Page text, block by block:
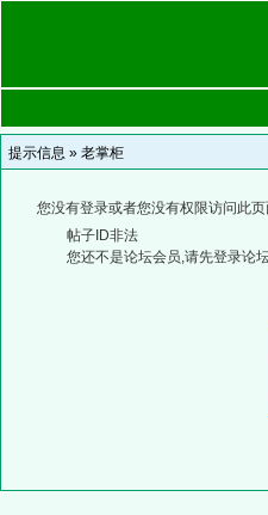
提示信息 » 老掌柜
您没有登录或者您没有权限访问此
帖子ID非法
您还不是论坛会员,请先登录论